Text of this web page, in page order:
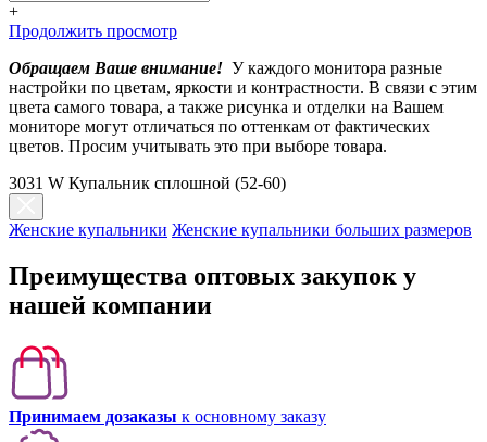
+
Продолжить просмотр
Обращаем Ваше внимание! У каждого монитора разные
настройки по цветам, яркости и контрастности. В связи с этим
цвета самого товара, а также рисунка и отделки на Вашем
мониторе могут отличаться по оттенкам от фактических
цветов. Просим учитывать это при выборе товара.
3031 W Купальник сплошной (52-60)
Женские купальники Женские купальники больших размеров
Преимущества оптовых закупок у
нашей компании
Принимаем дозаказы к основному заказу